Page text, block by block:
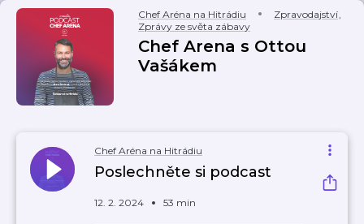
Chef Aréna na Hitrádiu Zpravodajství,
Zprávy ze světa zábavy
Chef Arena s Ottou
Vašákem
Chef Aréna na Hitrádiu
Poslechněte si podcast
12. 2. 2024 53 min